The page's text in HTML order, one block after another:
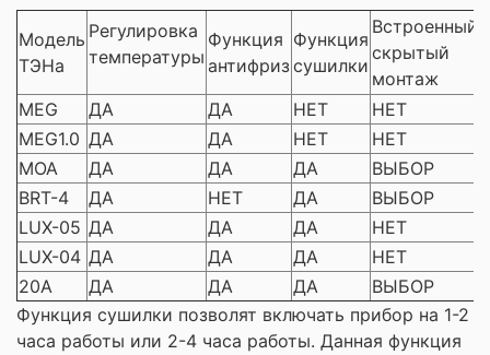
Модель
ТЭНа
Регулировка
температуры
Функция
антифриз
Функция
сушилки
Встроенный
скрытый
монтаж
MEG
ДА ДА НЕТ НЕТ
MEG1.0 ДА ДА НЕТ НЕТ
MOA
ДА ДА ДА ВЫБОР
BRT-4
ДА НЕТ ДА ВЫБОР
LUX-05 ДА ДА ДА НЕТ
LUX-04 ДА ДА ДА НЕТ
20A
ДА ДА ДА ВЫБОР
Функция сушилки позволят включать прибор на 1-2
часа работы или 2-4 часа работы. Данная функция